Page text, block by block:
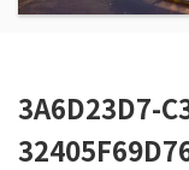
3A6D23D7-